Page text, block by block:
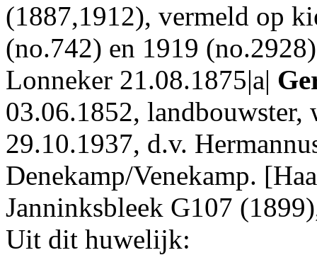
(1887,1912), vermeld op
(no.742) en 1919
Lonneker 21.08.1875|a|
03.06.1852, landbouwster,
29.10.1937, d.v.
Denekamp/Venekamp.
Janninksbleek G107
Uit dit huwelijk: